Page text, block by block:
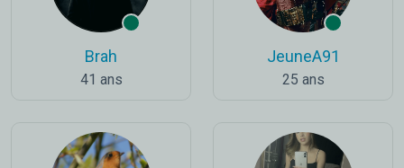
Brah
41 ans
JeuneA91
25 ans